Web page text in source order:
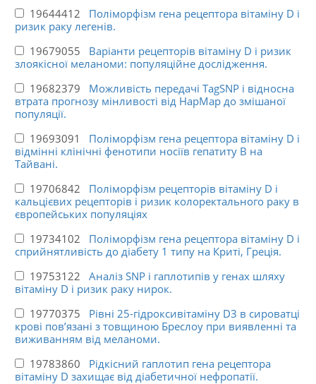
19644412 Поліморфізм гена рецептора вітаміну D і
ризик раку легенів.
19679055 Варіанти рецепторів вітаміну D і ризик
злоякісної меланоми: популяційне дослідження.
19682379 Можливість передачі TagSNP і відносна
втрата прогнозу мінливості від HapMap до змішаної
популяції.
19693091 Поліморфізм гена рецептора вітаміну D і
відмінні клінічні фенотипи носіїв гепатиту В на
Тайвані.
19706842 Поліморфізм рецепторів вітаміну D і
кальцієвих рецепторів і ризик колоректального раку в
європейських популяціях
19734102 Поліморфізм гена рецептора вітаміну D і
сприйнятливість до діабету 1 типу на Криті, Греція.
19753122 Аналіз SNP і гаплотипів у генах шляху
вітаміну D і ризик раку нирок.
19770375 Рівні 25-гідроксивітаміну D3 в сироватці
крові пов’язані з товщиною Бреслоу при виявленні та
виживанням від меланоми.
19783860 Рідкісний гаплотип гена рецептора
вітаміну D захищає від діабетичної нефропатії.